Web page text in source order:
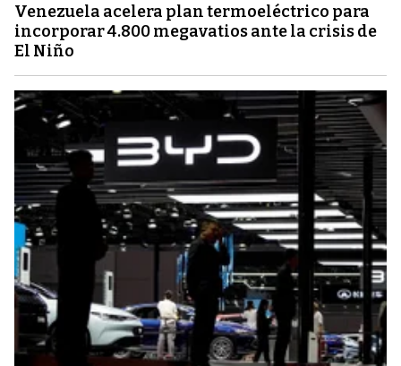
Venezuela acelera plan termoeléctrico para
incorporar 4.800 megavatios ante la crisis de
El Niño